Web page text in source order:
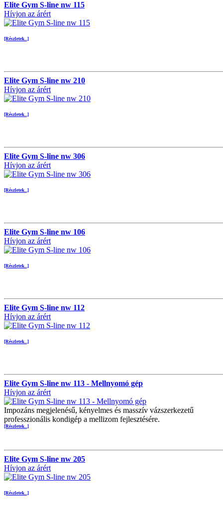
Elite Gym S-line nw 115
Hívjon az árért
[Részletek...]
Elite Gym S-line nw 210
Hívjon az árért
[Részletek...]
Elite Gym S-line nw 306
Hívjon az árért
[Részletek...]
Elite Gym S-line nw 106
Hívjon az árért
[Részletek...]
Elite Gym S-line nw 112
Hívjon az árért
[Részletek...]
Elite Gym S-line nw 113 - Mellnyomó gép
Hívjon az árért
Impozáns megjelenésű, kényelmes és masszív vázszerkezetű
professzionális kondigép a mellizom fejlesztésére.
[Részletek...]
Elite Gym S-line nw 205
Hívjon az árért
[Részletek...]